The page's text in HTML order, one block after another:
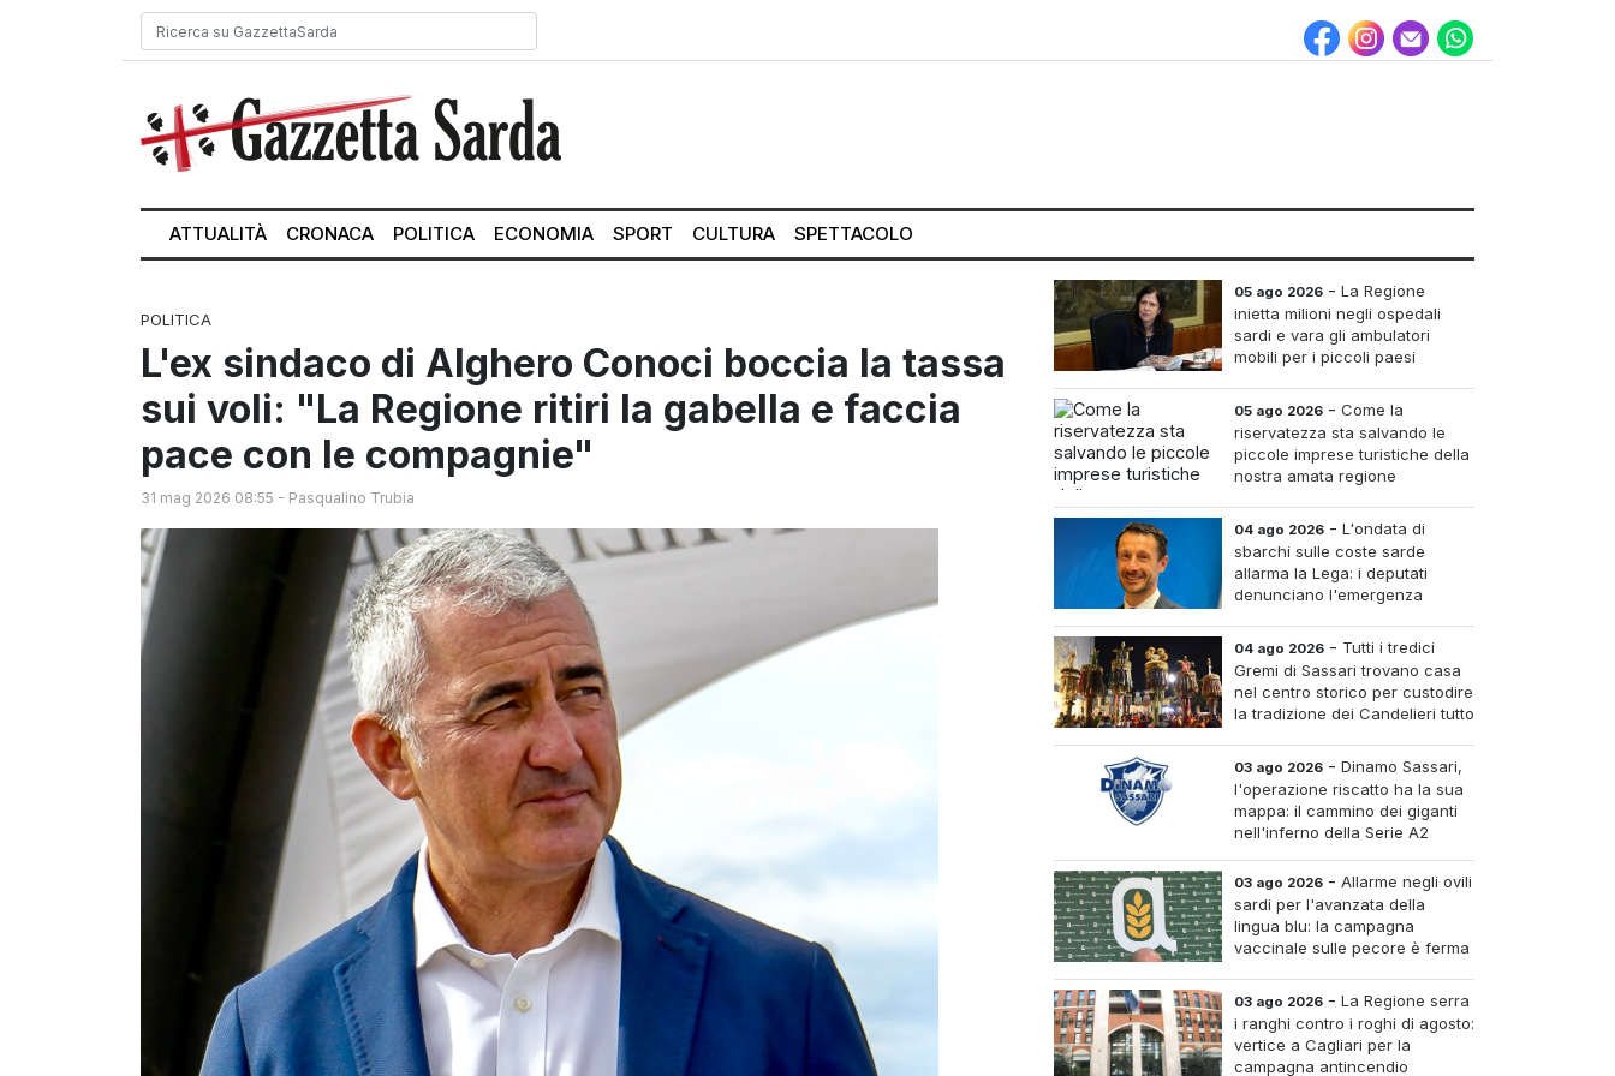
ATTUALITÀ CRONACA POLITICA ECONOMIA SPORT CULTURA SPETTACOLO
POLITICA
L'ex sindaco di Alghero Conoci boccia la tassa
sui voli: "La Regione ritiri la gabella e faccia
pace con le compagnie"
31 mag 2026 08:55 - Pasqualino Trubia
05 ago 2026 - La Regione
inietta milioni negli ospedali
sardi e vara gli ambulatori
mobili per i piccoli paesi
05 ago 2026 - Come la
riservatezza sta salvando le
piccole imprese turistiche della
nostra amata regione
04 ago 2026 - L'ondata di
sbarchi sulle coste sarde
allarma la Lega: i deputati
denunciano l'emergenza
04 ago 2026 - Tutti i tredici
Gremi di Sassari trovano casa
nel centro storico per custodire
la tradizione dei Candelieri tutto
03 ago 2026 - Dinamo Sassari,
l'operazione riscatto ha la sua
mappa: il cammino dei giganti
nell'inferno della Serie A2
03 ago 2026 - Allarme negli ovili
sardi per l'avanzata della
lingua blu: la campagna
vaccinale sulle pecore è ferma
03 ago 2026 - La Regione serra
i ranghi contro i roghi di agosto:
vertice a Cagliari per la
campagna antincendio